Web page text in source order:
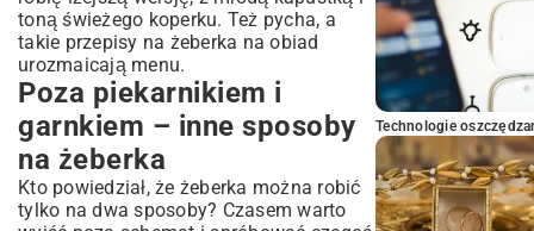
toną świeżego koperku. Też pycha, a
takie przepisy na żeberka na obiad
urozmaicają menu.
Poza piekarnikiem i
garnkiem – inne sposoby
na żeberka
Kto powiedział, że żeberka można robić
tylko na dwa sposoby? Czasem warto
Technologie